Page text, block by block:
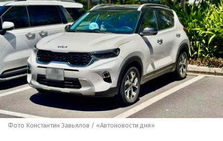
Фото Константин Завьялов / «Автоновости дня»